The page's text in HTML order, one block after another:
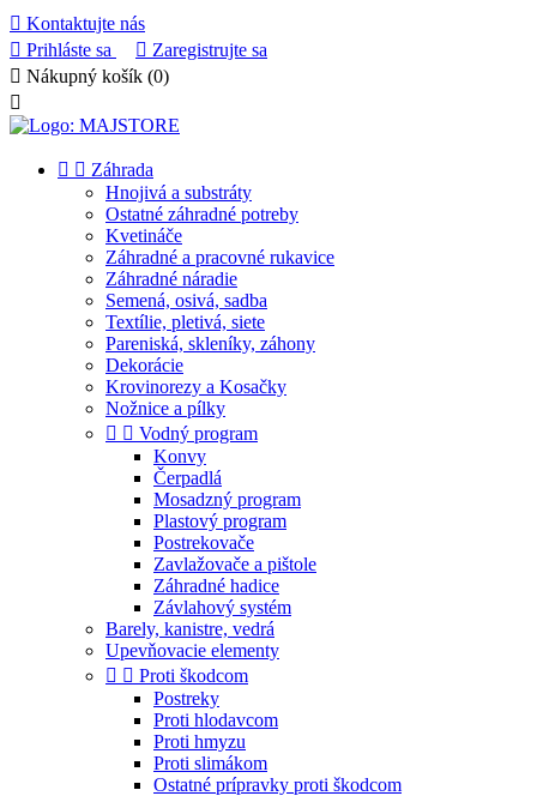
 Kontaktujte nás
 Prihláste sa  Zaregistrujte sa
 Nákupný košík (0)

  Záhrada
Hnojivá a substráty
Ostatné záhradné potreby
Kvetináče
Záhradné a pracovné rukavice
Záhradné náradie
Semená, osivá, sadba
Textílie, pletivá, siete
Pareniská, skleníky, záhony
Dekorácie
Krovinorezy a Kosačky
Nožnice a pílky
  Vodný program
Konvy
Čerpadlá
Mosadzný program
Plastový program
Postrekovače
Zavlažovače a pištole
Záhradné hadice
Závlahový systém
Barely, kanistre, vedrá
Upevňovacie elementy
  Proti škodcom
Postreky
Proti hlodavcom
Proti hmyzu
Proti slimákom
Ostatné prípravky proti škodcom